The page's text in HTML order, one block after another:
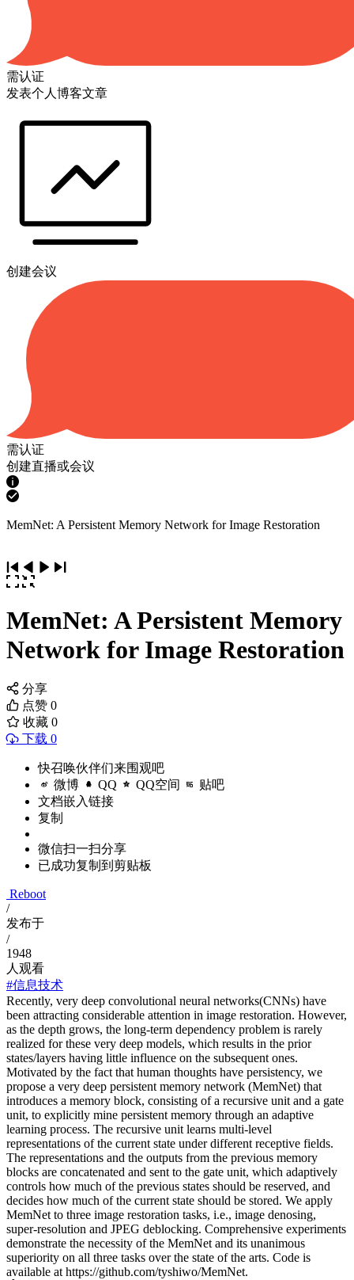
需认证
发表个人博客文章
创建会议
需认证
创建直播或会议
MemNet: A Persistent Memory Network for Image Restoration
MemNet: A Persistent Memory
Network for Image Restoration
分享
点赞 0
收藏 0
下载 0
快召唤伙伴们来围观吧
微博 QQ QQ空间 贴吧
文档嵌入链接
复制
微信扫一扫分享
已成功复制到剪贴板
Reboot
/
发布于
/
1948
人观看
#信息技术
Recently, very deep convolutional neural networks(CNNs) have
been attracting considerable attention in image restoration. However,
as the depth grows, the long-term dependency problem is rarely
realized for these very deep models, which results in the prior
states/layers having little influence on the subsequent ones.
Motivated by the fact that human thoughts have persistency, we
propose a very deep persistent memory network (MemNet) that
introduces a memory block, consisting of a recursive unit and a gate
unit, to explicitly mine persistent memory through an adaptive
learning process. The recursive unit learns multi-level
representations of the current state under different receptive fields.
The representations and the outputs from the previous memory
blocks are concatenated and sent to the gate unit, which adaptively
controls how much of the previous states should be reserved, and
decides how much of the current state should be stored. We apply
MemNet to three image restoration tasks, i.e., image denosing,
super-resolution and JPEG deblocking. Comprehensive experiments
demonstrate the necessity of the MemNet and its unanimous
superiority on all three tasks over the state of the arts. Code is
available at https://github.com/tyshiwo/MemNet.